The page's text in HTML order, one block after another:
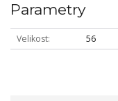
Parametry
Velikost 56